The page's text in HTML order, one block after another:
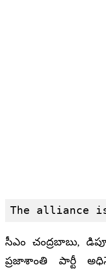
The alliance
సీఎం చంద్రబాబు,
ప్రజాశాంతి పార్టీ